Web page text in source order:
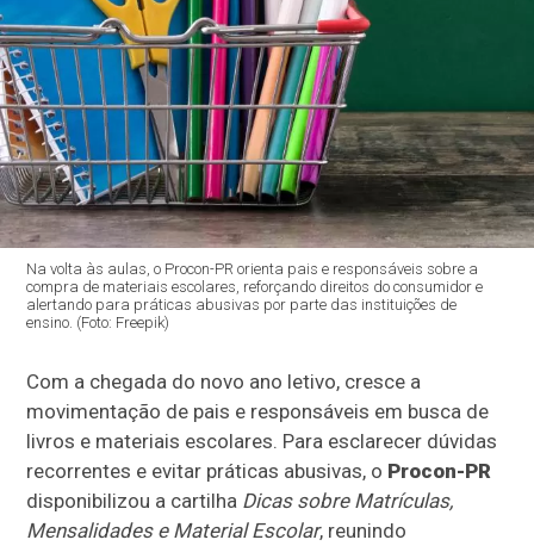
Na volta às aulas, o Procon-PR orienta pais e responsáveis sobre a
compra de materiais escolares, reforçando direitos do consumidor e
alertando para práticas abusivas por parte das instituições de
ensino. (Foto: Freepik)
Com a chegada do novo ano letivo, cresce a
movimentação de pais e responsáveis em busca de
livros e materiais escolares. Para esclarecer dúvidas
recorrentes e evitar práticas abusivas, o Procon-PR
disponibilizou a cartilha Dicas sobre Matrículas,
Mensalidades e Material Escolar, reunindo